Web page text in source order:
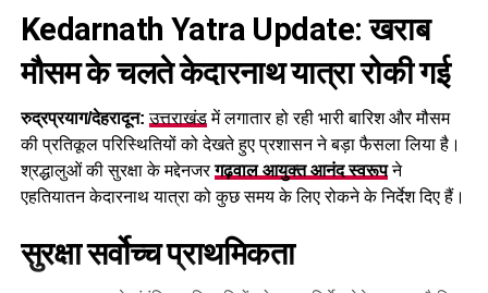
Kedarnath Yatra Update: खराब
मौसम के चलते केदारनाथ यात्रा रोकी गई
रुद्रप्रयाग/देहरादून: उत्तराखंडमें लगातार हो रही भारी बारिश और मौसम
की प्रतिकूल परिस्थितियों को देखते हुए प्रशासन ने बड़ा फैसला लिया है।
श्रद्धालुओं की सुरक्षा के मद्देनजरगढ़वाल आयुक्त आनंद स्वरूपने
एहतियातन केदारनाथ यात्रा को कुछ समय के लिए रोकने के निर्देश दिए हैं।
सुरक्षा सर्वोच्च प्राथमिकता